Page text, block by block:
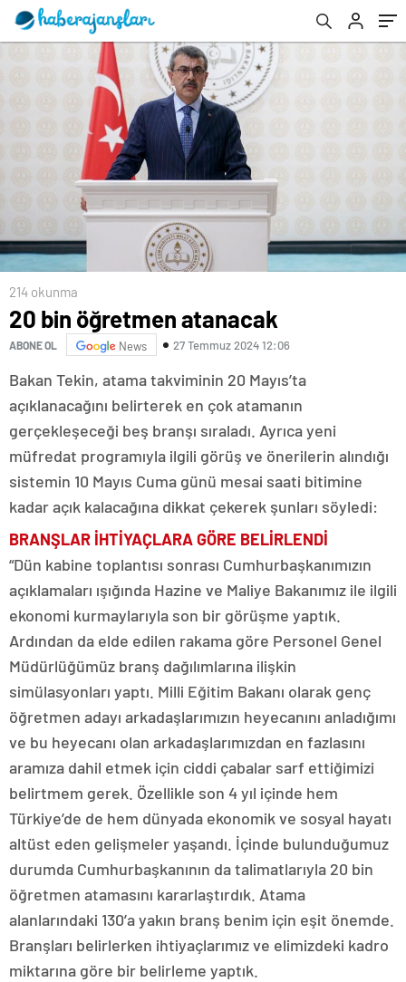
214 okunma
20 bin öğretmen atanacak
ABONE OL News 27 Temmuz 2024 12:06
Bakan Tekin, atama takviminin 20 Mayıs’ta
açıklanacağını belirterek en çok atamanın
gerçekleşeceği beş branşı sıraladı. Ayrıca yeni
müfredat programıyla ilgili görüş ve önerilerin alındığı
sistemin 10 Mayıs Cuma günü mesai saati bitimine
kadar açık kalacağına dikkat çekerek şunları söyledi:
BRANŞLAR İHTİYAÇLARA GÖRE BELİRLENDİ
“Dün kabine toplantısı sonrası Cumhurbaşkanımızın
açıklamaları ışığında Hazine ve Maliye Bakanımız ile ilgili
ekonomi kurmaylarıyla son bir görüşme yaptık.
Ardından da elde edilen rakama göre Personel Genel
Müdürlüğümüz branş dağılımlarına ilişkin
simülasyonları yaptı. Milli Eğitim Bakanı olarak genç
öğretmen adayı arkadaşlarımızın heyecanını anladığımı
ve bu heyecanı olan arkadaşlarımızdan en fazlasını
aramıza dahil etmek için ciddi çabalar sarf ettiğimizi
belirtmem gerek. Özellikle son 4 yıl içinde hem
Türkiye’de de hem dünyada ekonomik ve sosyal hayatı
altüst eden gelişmeler yaşandı. İçinde bulunduğumuz
durumda Cumhurbaşkanının da talimatlarıyla 20 bin
öğretmen atamasını kararlaştırdık. Atama
alanlarındaki 130’a yakın branş benim için eşit önemde.
Branşları belirlerken ihtiyaçlarımız ve elimizdeki kadro
miktarına göre bir belirleme yaptık.